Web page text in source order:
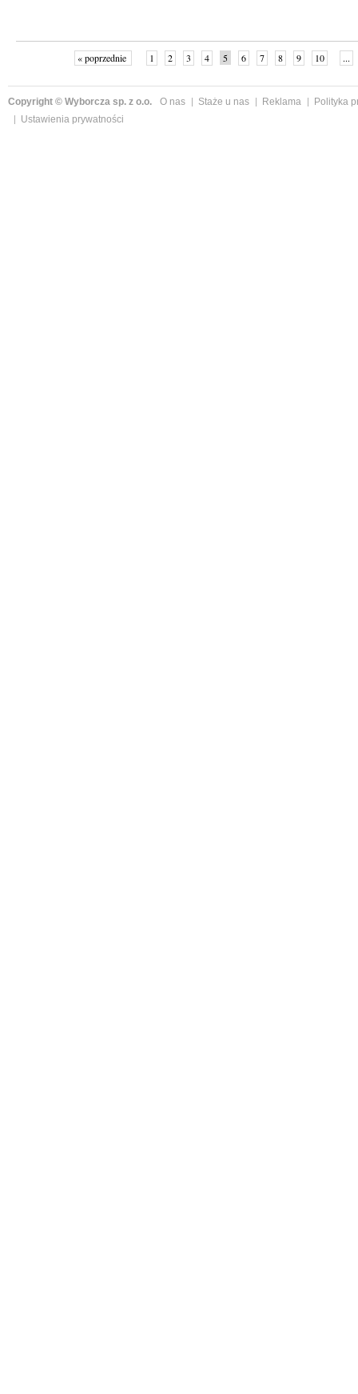
« poprzednie 1 2 3 4 5 6 7 8 9 10 ...
Copyright © Wyborcza sp. z o.o. O nas Staże u nas Reklama
Polityka
Ustawienia prywatności